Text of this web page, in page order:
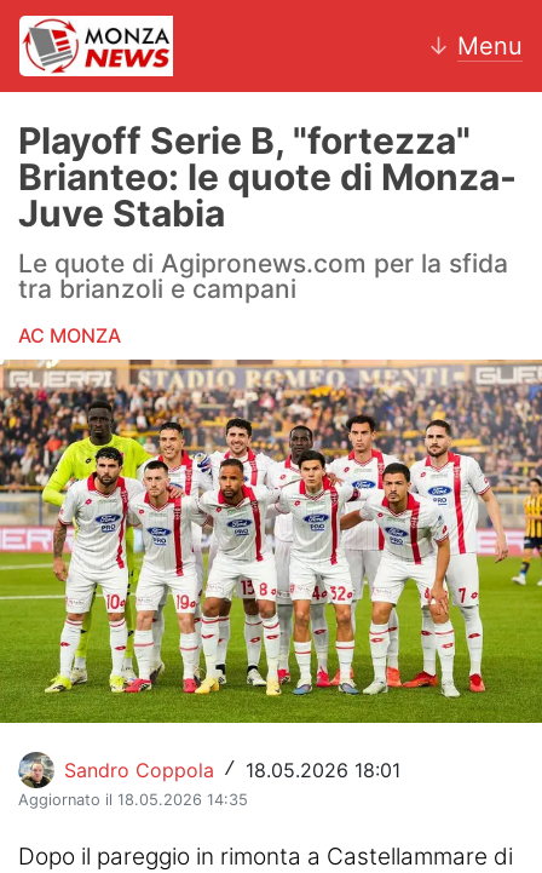
↓ Menu
News
AC Monza
Motori
Volley
Hockey
Altri sport
Hockey
Pallanuoto
Pallamano
News
Turismo
Playoff Serie B, "fortezza"
Brianteo: le quote di Monza-
Juve Stabia
Le quote di Agipronews.com per la sfida
tra brianzoli e campani
AC MONZA
Sandro Coppola / 18.05.2026 18:01
Aggiornato il 18.05.2026 14:35
Dopo il pareggio in rimonta a Castellammare di